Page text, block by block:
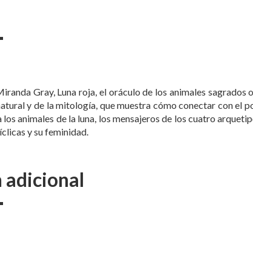
Gray, Luna roja, el oráculo de los animales
y de la mitología, que muestra cómo conectar con el
animales de la luna, los mensajeros de los cuatro
y su feminidad.